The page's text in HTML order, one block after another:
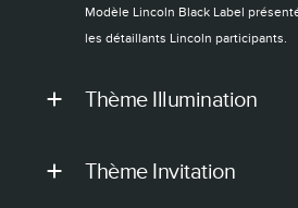
Modèle Lincoln Black Label
les détaillants Lincoln participants.
Thème Illumination
Thème Invitation